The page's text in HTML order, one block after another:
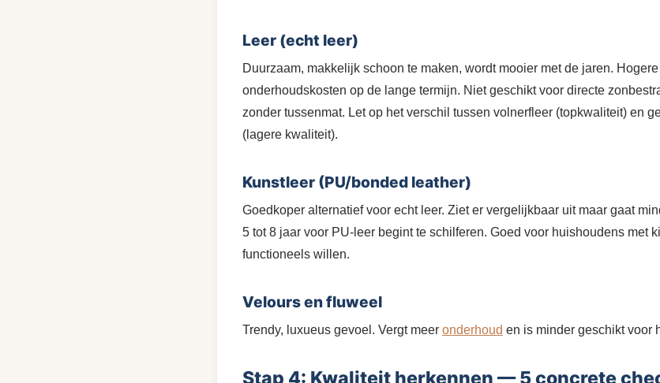
Leer (echt leer)
Duurzaam, makkelijk schoon te maken, wordt mooier met de jaren.
onderhoudskosten op de lange termijn. Niet geschikt voor directe
zonder tussenmat. Let op het verschil tussen volnerfleer (topkwaliteit) en
(lagere kwaliteit).
Kunstleer (PU/bonded leather)
Goedkoper alternatief voor echt leer. Ziet er vergelijkbaar uit maar gaat
5 tot 8 jaar voor PU-leer begint te schilferen. Goed voor huishoudens met
functioneels willen.
Velours en fluweel
Trendy, luxueus gevoel. Vergt meer onderhoud en is minder geschikt voor
Stap 4: Kwaliteit herkennen — 5 concrete